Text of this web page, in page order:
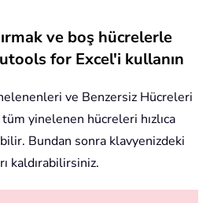
ve boş hücrelerle
for Excel'i kullanın
ve Benzersiz Hücreleri
tüm yinelenen hücreleri hızlıca
Bundan sonra klavyenizdeki
kaldırabilirsiniz.